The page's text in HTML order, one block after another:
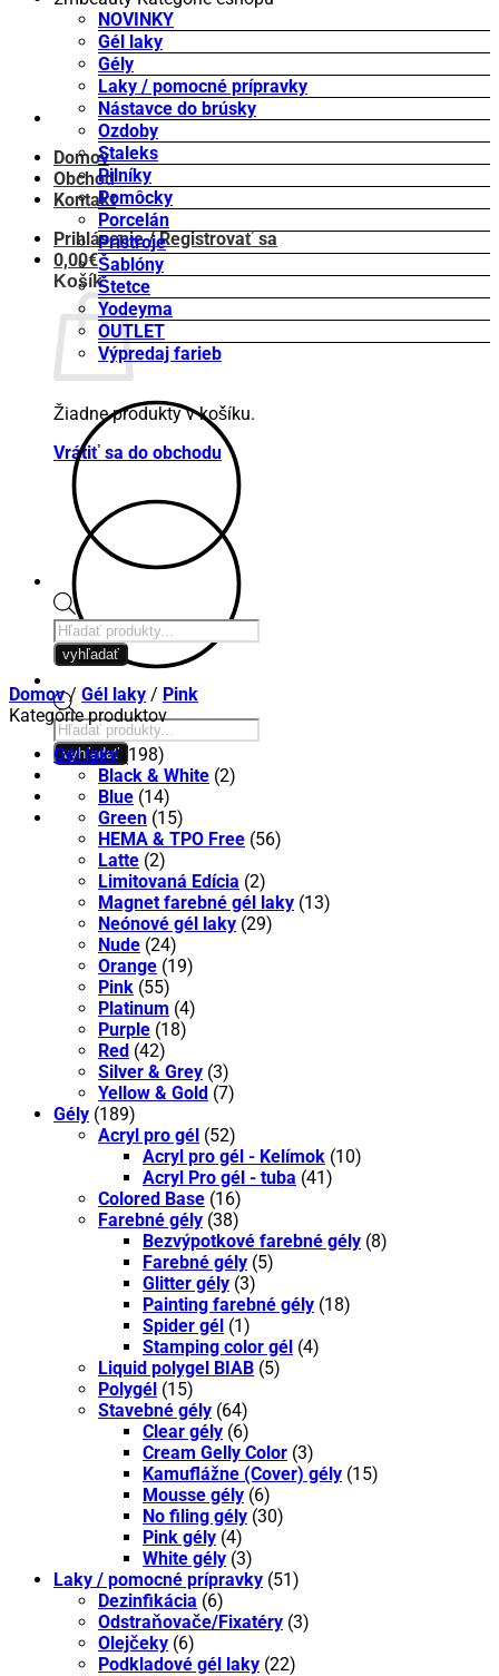
Domov
Obchod
Kontakt
Prihlásenie / Registrovať sa
0,00€
Košík
Žiadne produkty v košíku.
Vrátiť sa do obchodu
Products
search
vyhľadať
NOVINKY
Gél laky
Gély
Laky / pomocné prípravky
Nástavce do brúsky
Ozdoby
Staleks
Pilníky
Pomôcky
Porcelán
Prístroje
Šablóny
Štetce
Yodeyma
OUTLET
Výpredaj farieb
Products
search
vyhľadať
Domov / Gél laky / Pink
Kategórie produktov
Gél laky (198)
Black & White (2)
Blue (14)
Green (15)
HEMA & TPO Free (56)
Latte (2)
Limitovaná Edícia (2)
Magnet farebné gél laky (13)
Neónové gél laky (29)
Nude (24)
Orange (19)
Pink (55)
Platinum (4)
Purple (18)
Red (42)
Silver & Grey (3)
Yellow & Gold (7)
Gély (189)
Acryl pro gél (52)
Acryl pro gél - Kelímok (10)
Acryl Pro gél - tuba (41)
Colored Base (16)
Farebné gély (38)
Bezvýpotkové farebné gély (8)
Farebné gély (5)
Glitter gély (3)
Painting farebné gély (18)
Spider gél (1)
Stamping color gél (4)
Liquid polygel BIAB (5)
Polygél (15)
Stavebné gély (64)
Clear gély (6)
Cream Gelly Color (3)
Kamuflážne (Cover) gély (15)
Mousse gély (6)
No filing gély (30)
Pink gély (4)
White gély (3)
Laky / pomocné prípravky (51)
Dezinfikácia (6)
Odstraňovače/Fixatéry (3)
Olejčeky (6)
Podkladové gél laky (22)